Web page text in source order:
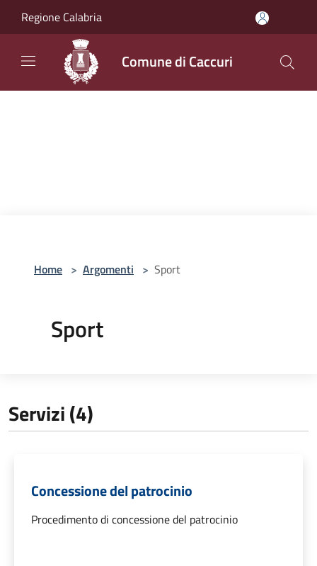
Regione Calabria
Comune di Caccuri
Home > Argomenti > Sport
Sport
Servizi (4)
Concessione del patrocinio
Procedimento di concessione del patrocinio